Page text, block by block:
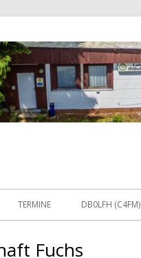
TERMINE DB0LFH (C4FM)
Fuchs